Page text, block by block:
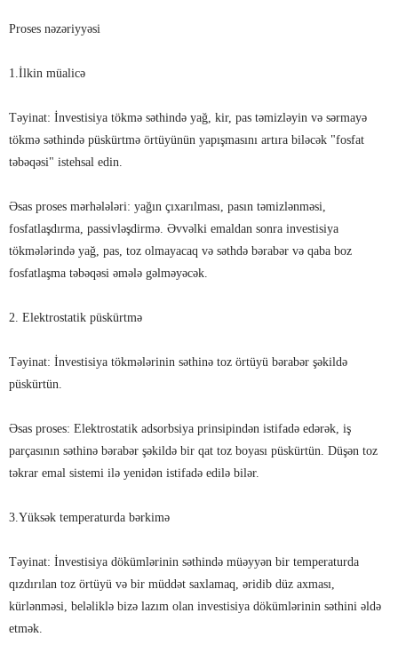
Proses nəzəriyyəsi
1.İlkin müalicə
Təyinat: İnvestisiya tökmə səthində yağ, kir, pas təmizləyin və sərmayə
tökmə səthində püskürtmə örtüyünün yapışmasını artıra biləcək "fosfat
təbəqəsi" istehsal edin.
Əsas proses mərhələləri: yağın çıxarılması, pasın təmizlənməsi,
fosfatlaşdırma, passivləşdirmə. Əvvəlki emaldan sonra investisiya
tökmələrində yağ, pas, toz olmayacaq və səthdə bərabər və qaba boz
fosfatlaşma təbəqəsi əmələ gəlməyəcək.
2. Elektrostatik püskürtmə
Təyinat: İnvestisiya tökmələrinin səthinə toz örtüyü bərabər şəkildə
püskürtün.
Əsas proses: Elektrostatik adsorbsiya prinsipindən istifadə edərək, iş
parçasının səthinə bərabər şəkildə bir qat toz boyası püskürtün. Düşən toz
təkrar emal sistemi ilə yenidən istifadə edilə bilər.
3.Yüksək temperaturda bərkimə
Təyinat: İnvestisiya dökümlərinin səthində müəyyən bir temperaturda
qızdırılan toz örtüyü və bir müddət saxlamaq, əridib düz axması,
kürlənməsi, beləliklə bizə lazım olan investisiya dökümlərinin səthini əldə
etmək.